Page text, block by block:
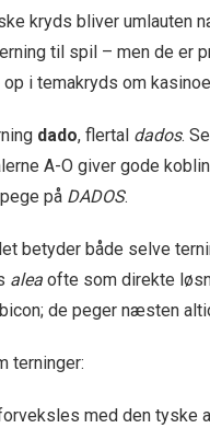
kryds bliver umlauten
til spil – men de er
i temakryds om
dado, flertal dados.
A-O giver gode
på DADOS.
betyder både selve
alea ofte som direkte
de peger næsten
terninger:
med den tyske